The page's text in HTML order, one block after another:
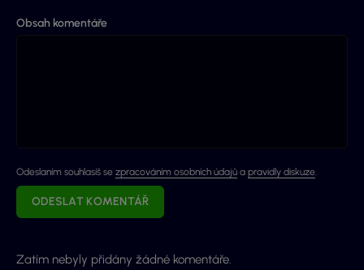
Obsah komentáře
Odeslaním souhlasíš se zpracováním osobních údajů a pravidly diskuze.
ODESLAT KOMENTÁŘ
Zatím nebyly přidány žádné komentáře.